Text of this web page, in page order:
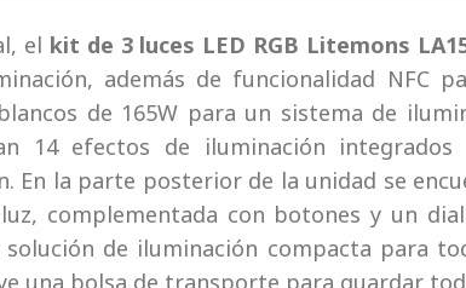
el kit de 3 luces LED RGB Litemons
además de funcionalidad NFC
de 165W para un sistema de
14 efectos de iluminación integrados
En la parte posterior de la unidad se
complementada con botones y un
de iluminación compacta para
una bolsa de transporte para guardar